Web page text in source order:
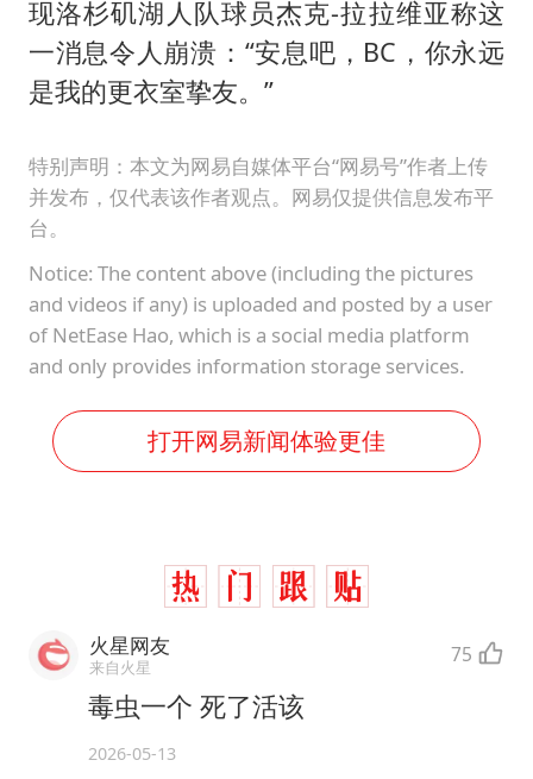
现洛杉矶湖人队球员杰克-拉拉维亚称这
一消息令人崩溃：“安息吧，BC，你永远
是我的更衣室挚友。”
特别声明：本文为网易自媒体平台“网易号”作者上传
并发布，仅代表该作者观点。网易仅提供信息发布平
台。
Notice: The content above (including the pictures
and videos if any) is uploaded and posted by a user
of NetEase Hao, which is a social media platform
and only provides information storage services.
打开网易新闻体验更佳
火星网友
来自火星 75
毒虫一个 死了活该
2026-05-13